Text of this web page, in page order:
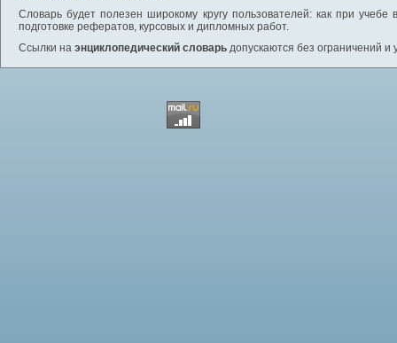
Словарь будет полезен широкому кругу пользователей: как при
подготовке рефератов, курсовых и дипломных работ.
Ссылки на энциклопедический словарь допускаются без ограничений и